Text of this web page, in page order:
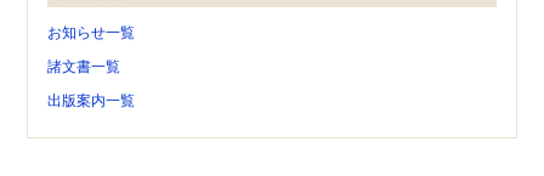
お知らせ一覧
諸文書一覧
出版案内一覧